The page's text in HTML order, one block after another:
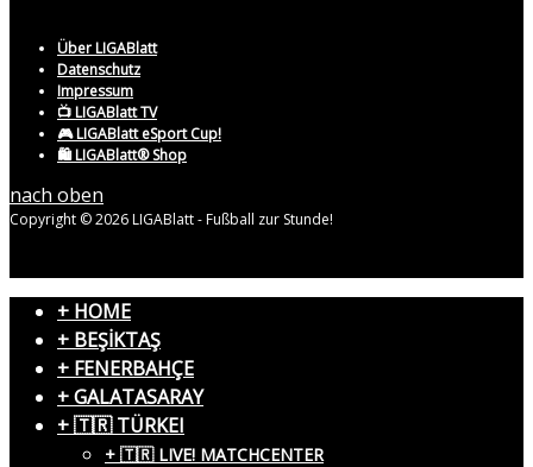
Über LIGABlatt
Datenschutz
Impressum
📺 LIGABlatt TV
🎮 LIGABlatt eSport Cup!
🛍️ LIGABlatt® Shop
nach oben
Copyright © 2026 LIGABlatt - Fußball zur Stunde!
+ HOME
+ BEŞİKTAŞ
+ FENERBAHÇE
+ GALATASARAY
+ 🇹🇷 TÜRKEI
+ 🇹🇷 LIVE! MATCHCENTER